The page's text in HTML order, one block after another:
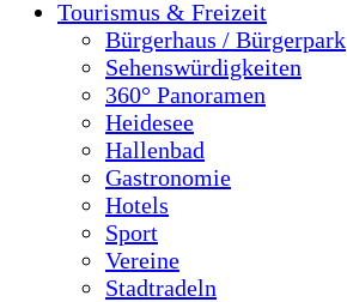
Tourismus & Freizeit
Bürgerhaus / Bürgerpark
Sehenswürdigkeiten
360° Panoramen
Heidesee
Hallenbad
Gastronomie
Hotels
Sport
Vereine
Stadtradeln